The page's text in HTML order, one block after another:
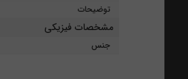
توضیحات
مشخصات فیزیکی
جنس